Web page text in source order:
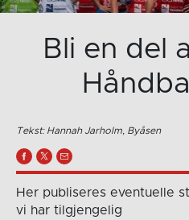
Bli en del
Tekst: Hannah Jarholm, Byåsen
Her publiseres eventuelle
vi har tilgjengelig